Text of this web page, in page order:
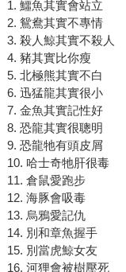
1. 鱷魚其實會站立
2. 鴛鴦其實不專情
3. 殺人鯨其實不殺人
4. 豬其實比你瘦
5. 北極熊其實不白
6. 迅猛龍其實很小
7. 金魚其實記性好
8. 恐龍其實很聰明
9. 恐龍牠有頭皮屑
10. 哈士奇牠肝很毒
11. 倉鼠愛跑步
12. 海豚會吸毒
13. 烏鴉愛記仇
14. 別和章魚握手
15. 別當虎鯨女友
16. 河狸會被樹壓死